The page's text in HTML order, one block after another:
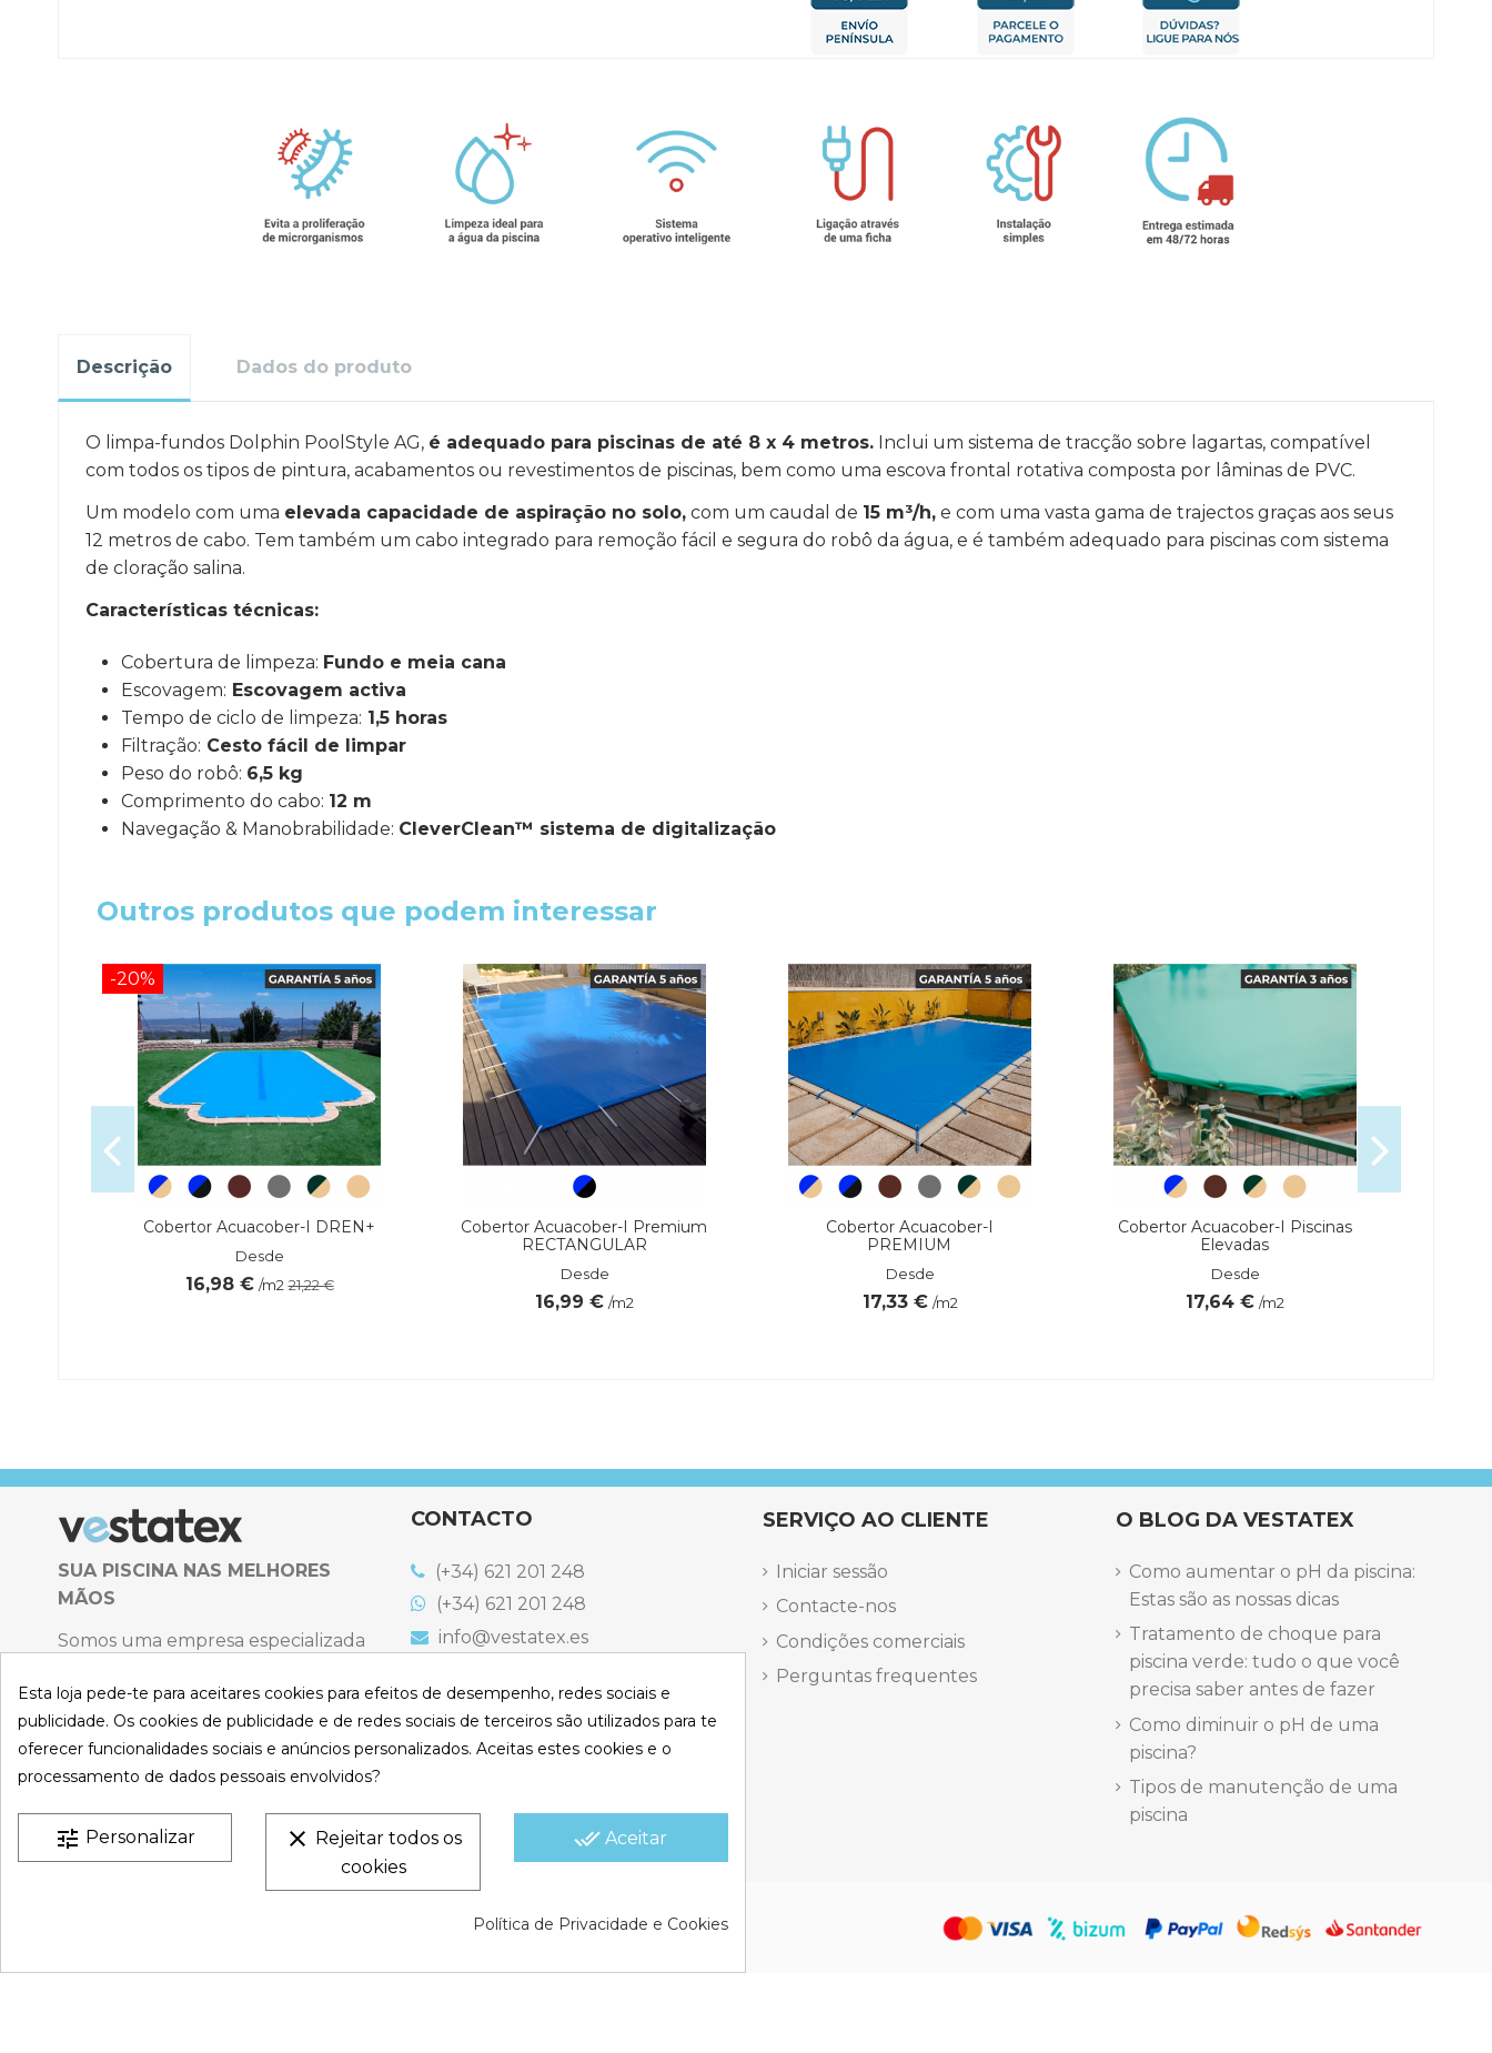
Descrição Dados do produto
O limpa-fundos Dolphin PoolStyle AG, é adequado para piscinas de até 8 x 4 metros. Inclui um sistema de tracção sobre lagartas, compatível
com todos os tipos de pintura, acabamentos ou revestimentos de piscinas, bem como uma escova frontal rotativa composta por lâminas de PVC.
Um modelo com uma elevada capacidade de aspiração no solo, com um caudal de 15 m³/h, e com uma vasta gama de trajectos graças aos seus
12 metros de cabo. Tem também um cabo integrado para remoção fácil e segura do robô da água, e é também adequado para piscinas com sistema
de cloração salina.
Características técnicas:
Cobertura de limpeza: Fundo e meia cana
Escovagem: Escovagem activa
Tempo de ciclo de limpeza: 1,5 horas
Filtração: Cesto fácil de limpar
Peso do robô: 6,5 kg
Comprimento do cabo: 12 m
Navegação & Manobrabilidade: CleverClean™ sistema de digitalização
Outros produtos que podem interessar
-20%
Cobertor Acuacober-I DREN+
Desde
16,98 € /m2 21,22 €
Cobertor Acuacober-I Premium
RECTANGULAR
Desde
16,99 € /m2
Cobertor Acuacober-I
PREMIUM
Desde
17,33 € /m2
Cobertor Acuacober-I Piscinas
Elevadas
Desde
17,64 € /m2
CONTROLO REMOTO Não
CICLO DE LIMPEZA 1.5h
Gresite / liner / poliéster / PVC / betão
Não aplicável (com cabo)
TROLLEY
Referência PSL-200-0301
SUA PISCINA NAS MELHORES
MÃOS
Somos uma empresa especializada
piscinas e produtos de filtração,
climatização, limpeza e desinfeção
para piscinas privadas privadas.
CONTACTO
(+34) 621 201 248
(+34) 621 201 248
info@vestatex.es
España
Bulevard dels Musics, 11 | Alicante,
De 9:00 a 15:30 h.
SERVIÇO AO CLIENTE
Iniciar sessão
Contacte-nos
Condições comerciais
Perguntas frequentes
O BLOG DA VESTATEX
Como aumentar o pH da piscina:
Estas são as nossas dicas
Tratamento de choque para
piscina verde: tudo o que você
precisa saber antes de fazer
Como diminuir o pH de uma
piscina?
Tipos de manutenção de uma
piscina
Termos e Condições | Política de Cookies |
Política de
Esta loja pede-te para aceitares cookies para efeitos de desempenho, redes sociais e
publicidade. Os cookies de publicidade e de redes sociais de terceiros são utilizados para te
oferecer funcionalidades sociais e anúncios personalizados. Aceitas estes cookies e o
processamento de dados pessoais envolvidos?
done_all Aceitar
clear Rejeitar todos os
cookies
tune Personalizar
Política de Privacidade e Cookies